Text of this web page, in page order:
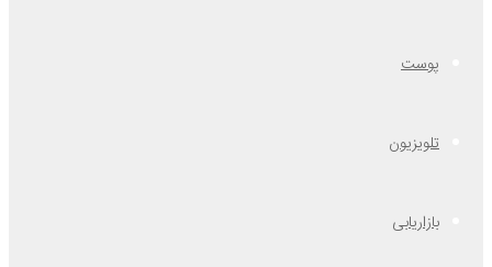
پوست
تلویزیون
بازاریابی